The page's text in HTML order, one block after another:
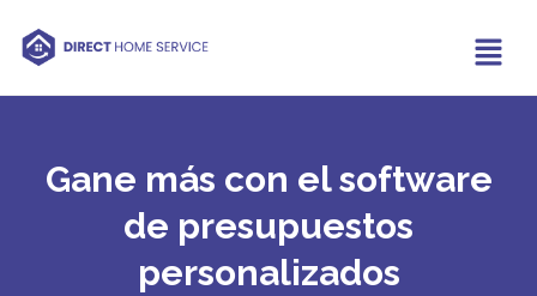
Gane más con el software
de presupuestos
personalizados